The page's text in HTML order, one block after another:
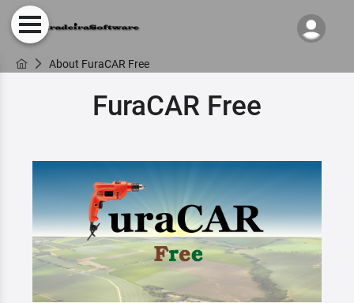
About FuraCAR Free
FuraCAR Free